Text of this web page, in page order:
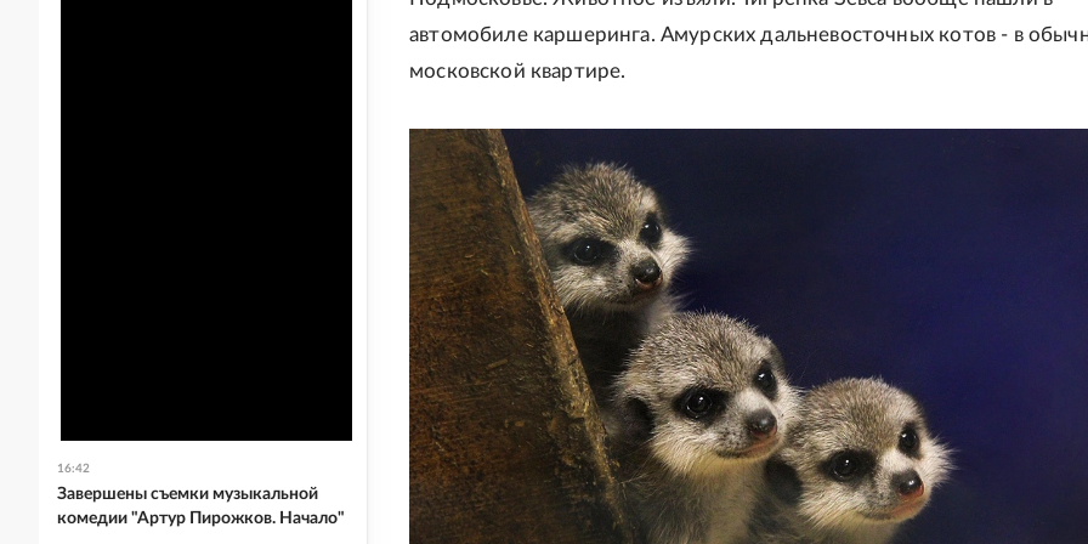
автомобиле каршеринга. Амурских дальневосточных котов - в
московской квартире.
16:42
Завершены съемки музыкальной
комедии "Артур Пирожков. Начало"